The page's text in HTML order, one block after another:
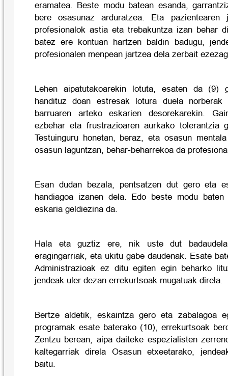
eramatea. Beste modu batean esanda,
bere osasunaz arduratzea. Eta pazientearen
profesionalok astia eta trebakuntza izan behar
batez ere kontuan hartzen baldin badugu,
profesionalen menpean jartzea dela zerbait
Lehen aipatutakoarekin lotuta, esaten da (9)
handituz doan estresak lotura duela norberak
barruaren arteko eskarien desorekarekin.
ezbehar eta frustrazioaren aurkako tolerantzia
Testuinguru honetan, beraz, eta osasun
osasun laguntzan, behar-beharrekoa da
Esan dudan bezala, pentsatzen dut gero eta
handiagoa izanen dela. Edo beste modu baten
eskaria geldiezina da.
Hala eta guztiz ere, nik uste dut
eragingarriak, eta ukitu gabe daudenak. Esate
Administrazioak ez ditu egiten egin beharko
jendeak uler dezan errekurtsoak mugatuak direla.
Bertze aldetik, eskaintza gero eta zabalagoa
programak esate baterako (10), errekurtsoak
Zentzu berean, aipa daiteke espezialisten
kaltegarriak direla Osasun etxeetarako,
baitu.